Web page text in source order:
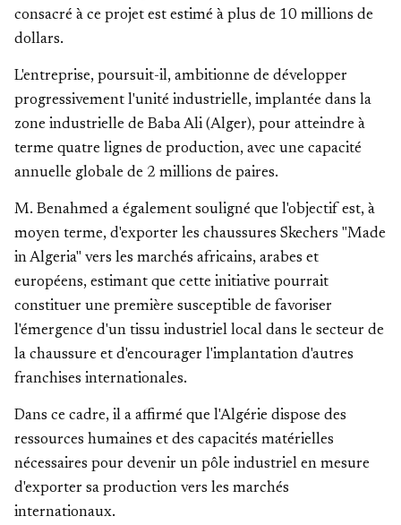
consacré à ce projet est estimé à plus de 10 millions de
dollars.
L'entreprise, poursuit-il, ambitionne de développer
progressivement l'unité industrielle, implantée dans la
zone industrielle de Baba Ali (Alger), pour atteindre à
terme quatre lignes de production, avec une capacité
annuelle globale de 2 millions de paires.
M. Benahmed a également souligné que l'objectif est, à
moyen terme, d'exporter les chaussures Skechers "Made
in Algeria" vers les marchés africains, arabes et
européens, estimant que cette initiative pourrait
constituer une première susceptible de favoriser
l'émergence d'un tissu industriel local dans le secteur de
la chaussure et d'encourager l'implantation d'autres
franchises internationales.
Dans ce cadre, il a affirmé que l'Algérie dispose des
ressources humaines et des capacités matérielles
nécessaires pour devenir un pôle industriel en mesure
d'exporter sa production vers les marchés
internationaux.